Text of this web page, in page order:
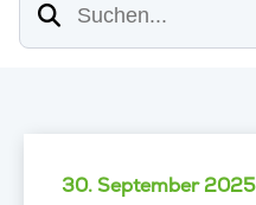
Suchen
30. September 2025